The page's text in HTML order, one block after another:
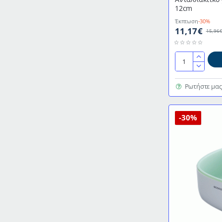
12cm
Έκπτωση-30%
11,17€
Ανταλλακτικό
μεγάλο
διαμέτρου
12cm
Ρωτήστε μας
-30%